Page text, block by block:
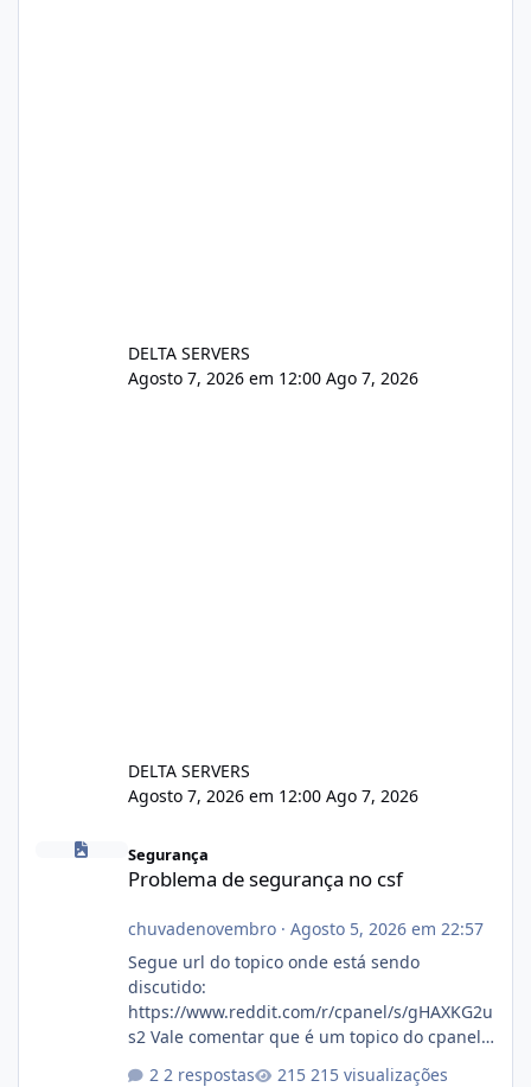
DELTA SERVERS
Agosto 7, 2026 em 12:00 Ago 7, 2026
DELTA SERVERS
Agosto 7, 2026 em 12:00 Ago 7, 2026
Problema de segurança no csf
Segurança
Problema de segurança no csf
chuvadenovembro· Agosto 5, 2026 em 22:57
Segue url do topico onde está sendo
discutido:
https://www.reddit.com/r/cpanel/s/gHAXKG2u
s2 Vale comentar que é um topico do cpanel...
2 respostas 215 visualizações